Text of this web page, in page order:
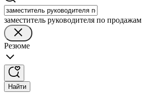
заместитель руководителя по продажам
Резюме
Найти